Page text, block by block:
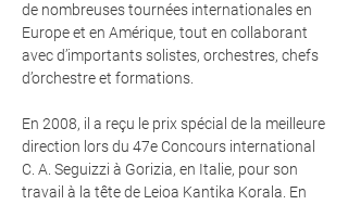
de nombreuses tournées internationales en
Europe et en Amérique, tout en collaborant
avec d’importants solistes, orchestres, chefs
d’orchestre et formations.
En 2008, il a reçu le prix spécial de la meilleure
direction lors du 47e Concours international
C. A. Seguizzi à Gorizia, en Italie, pour son
travail à la tête de Leioa Kantika Korala. En